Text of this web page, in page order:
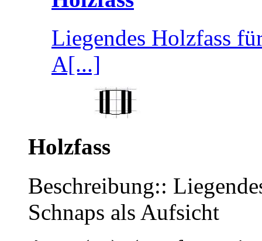
Liegendes Holzfass
A[...]
Holzfass
Beschreibung::
Schnaps als Aufsicht